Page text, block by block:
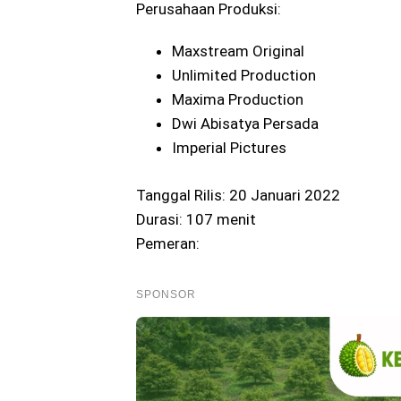
Perusahaan Produksi:
Maxstream Original
Unlimited Production
Maxima Production
Dwi Abisatya Persada
Imperial Pictures
Tanggal Rilis: 20 Januari 2022
Durasi: 107 menit
Pemeran:
SPONSOR